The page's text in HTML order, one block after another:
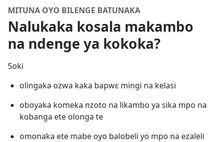
MITUNA OYO BILENGE BATUNAKA
Nalukaka kosala makambo
na ndenge ya kokoka?
Soki
olingaka ozwa kaka bapwɛ mingi na kelasi
oboyaka komeka nzoto na likambo ya sika mpo na
kobanga ete olonga te
omonaka ete mabe oyo balobeli yo mpo na ezaleli